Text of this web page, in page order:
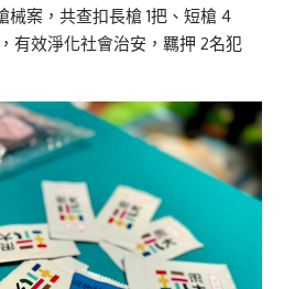
案，共查扣長槍 1把、短槍 4
有效淨化社會治安，羈押 2名犯